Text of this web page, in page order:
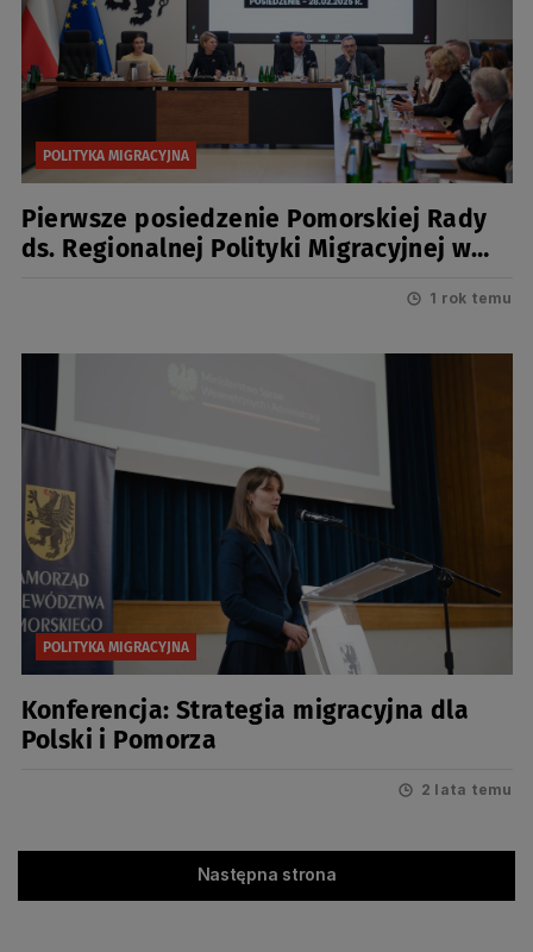
POLITYKA MIGRACYJNA
Pierwsze posiedzenie Pomorskiej Rady
ds. Regionalnej Polityki Migracyjnej w
1 rok temu
POLITYKA MIGRACYJNA
Konferencja: Strategia migracyjna dla
Polski i Pomorza
2 lata temu
Następna strona